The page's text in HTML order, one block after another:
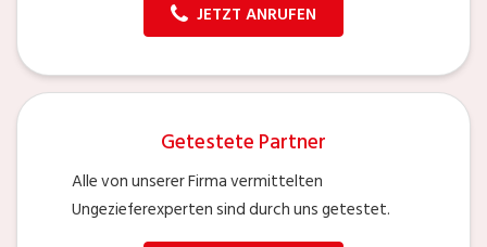
JETZT ANRUFEN
Getestete Partner
Alle von unserer Firma vermittelten
Ungezieferexperten sind durch uns getestet.